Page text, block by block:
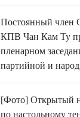
Постоянный член
КПВ Чан Кам Ту
пленарном
партийной и
[Фото] Открытый
по настольному